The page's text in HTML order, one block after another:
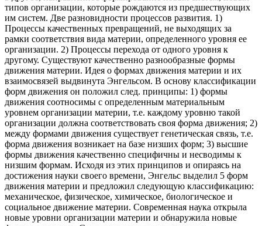
типов организации, которые рождаются из предшествующих
им систем. Две разновидности процессов развития. 1)
Процессы качественных превращений, не выходящих за
рамки соответствия вида материи, определенного уровня ее
организации. 2) Процессы перехода от одного уровня к
другому. Существуют качественно разнообразные формы
движения материи. Идея о формах движения материи и их
взаимосвязей выдвинута Энгельсом. В основу классификации
форм движения он положил след. принципы: 1) формы
движения соотносимы с определенным материальным
уровнем организации материи, т.е. каждому уровню такой
организации должна соответствовать своя форма движения; 2)
между формами движения существует генетическая связь, т.е.
форма движения возникает на базе низших форм; 3) высшие
формы движения качественно специфичны и несводимы к
низшим формам. Исходя из этих принципов и опираясь на
достижения науки своего времени, Энгельс выделил 5 форм
движения материи и предложил следующую классификацию:
механическое, физическое, химическое, биологическое и
социальное движение материи. Современная наука открыла
новые уровни организации материи и обнаружила новые